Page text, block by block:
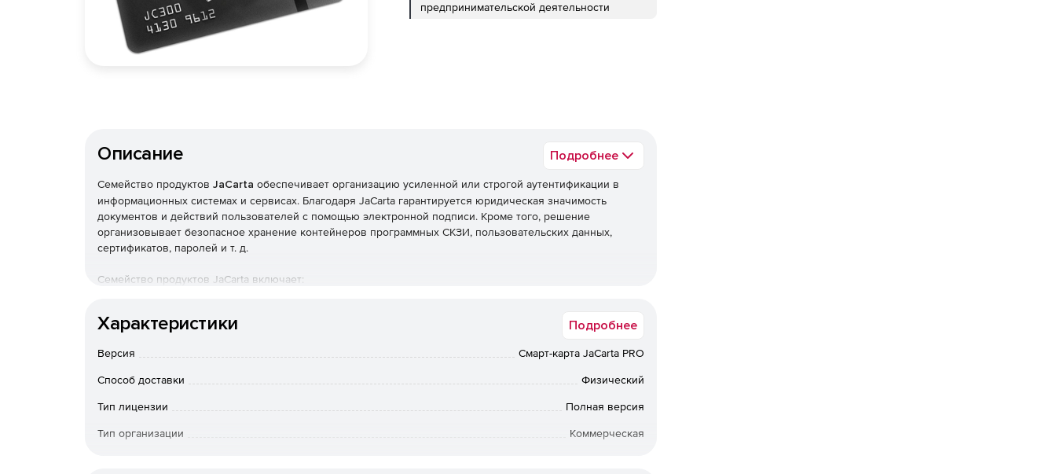
предпринимательской деятельности
Описание Подробнее
Семейство продуктов JaCarta обеспечивает организацию усиленной или строгой аутентификации в
информационных системах и сервисах. Благодаря JaCarta гарантируется юридическая значимость
документов и действий пользователей с помощью электронной подписи. Кроме того, решение
организовывает безопасное хранение контейнеров программных СКЗИ, пользовательских данных,
сертификатов, паролей и т. д.
Семейство продуктов JaCarta включает:
криптографических алгоритмов ГОСТ Р 34.10-2012 и ГОСТ Р 34.11-2012.
JaCarta SF/ГОСТ – средство контроля отчуждения информации со съемного носителя и защищенный
USB-накопитель с объемом памяти 8 Гб, 16 Гб и 32 Гб.
JaCarta ГОСТ – средства ЭП с поддержкой российских криптографических алгоритмов ГОСТ Р 34.10-
Характеристики Подробнее
Версия Смарт-карта JaCarta PRO
Способ доставки Физический
Тип лицензии Полная версия
Тип организации Коммерческая